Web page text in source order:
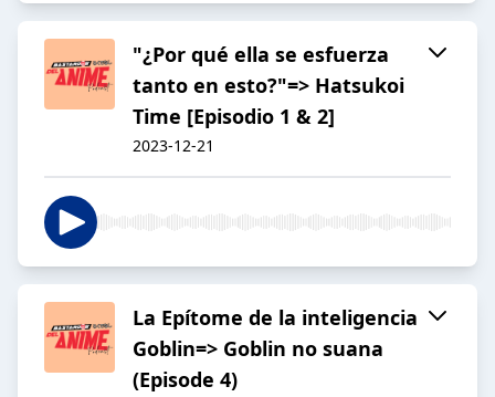
"¿Por qué ella se esfuerza
tanto en esto?"=> Hatsukoi
Time [Episodio 1 & 2]
2023-12-21
La Epítome de la inteligencia
Goblin=> Goblin no suana
(Episode 4)